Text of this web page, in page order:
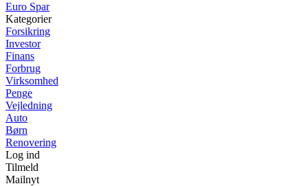
Euro Spar
Kategorier
Forsikring
Investor
Finans
Forbrug
Virksomhed
Penge
Vejledning
Auto
Børn
Renovering
Log ind
Tilmeld
Mailnyt